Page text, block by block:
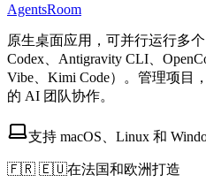
AgentsRoom
原生桌面应用，可并行运行多个
Codex、Antigravity CLI、
Vibe、Kimi Code）。管理项目
的 AI 团队协作。
支持 macOS、Linux 和
🇫🇷 🇪🇺在法国和欧洲打造